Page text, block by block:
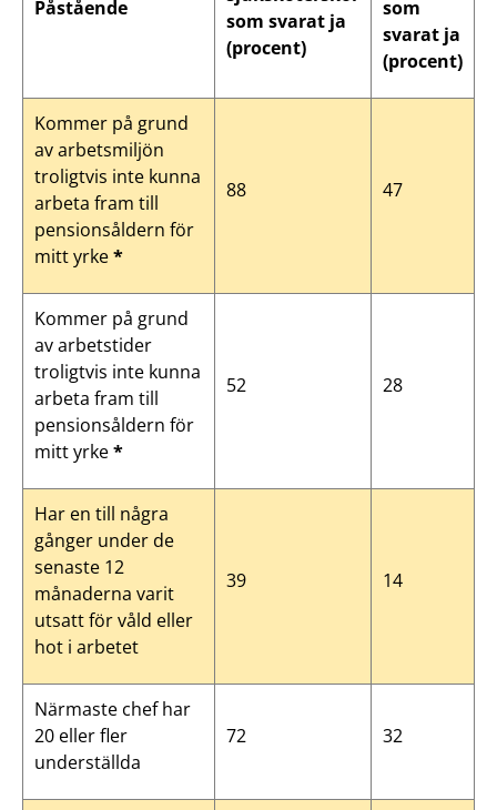
Påstående
som svarat ja
(procent)
som
svarat ja
(procent)
Kommer på grund
av arbetsmiljön
troligtvis inte kunna
arbeta fram till
pensionsåldern för
mitt yrke*
88 47
Kommer på grund
av arbetstider
troligtvis inte kunna
arbeta fram till
pensionsåldern för
mitt yrke*
52 28
Har en till några
gånger under de
senaste 12
månaderna varit
utsatt för våld eller
hot i arbetet
39 14
Närmaste chef har
20 eller fler
underställda
72 32